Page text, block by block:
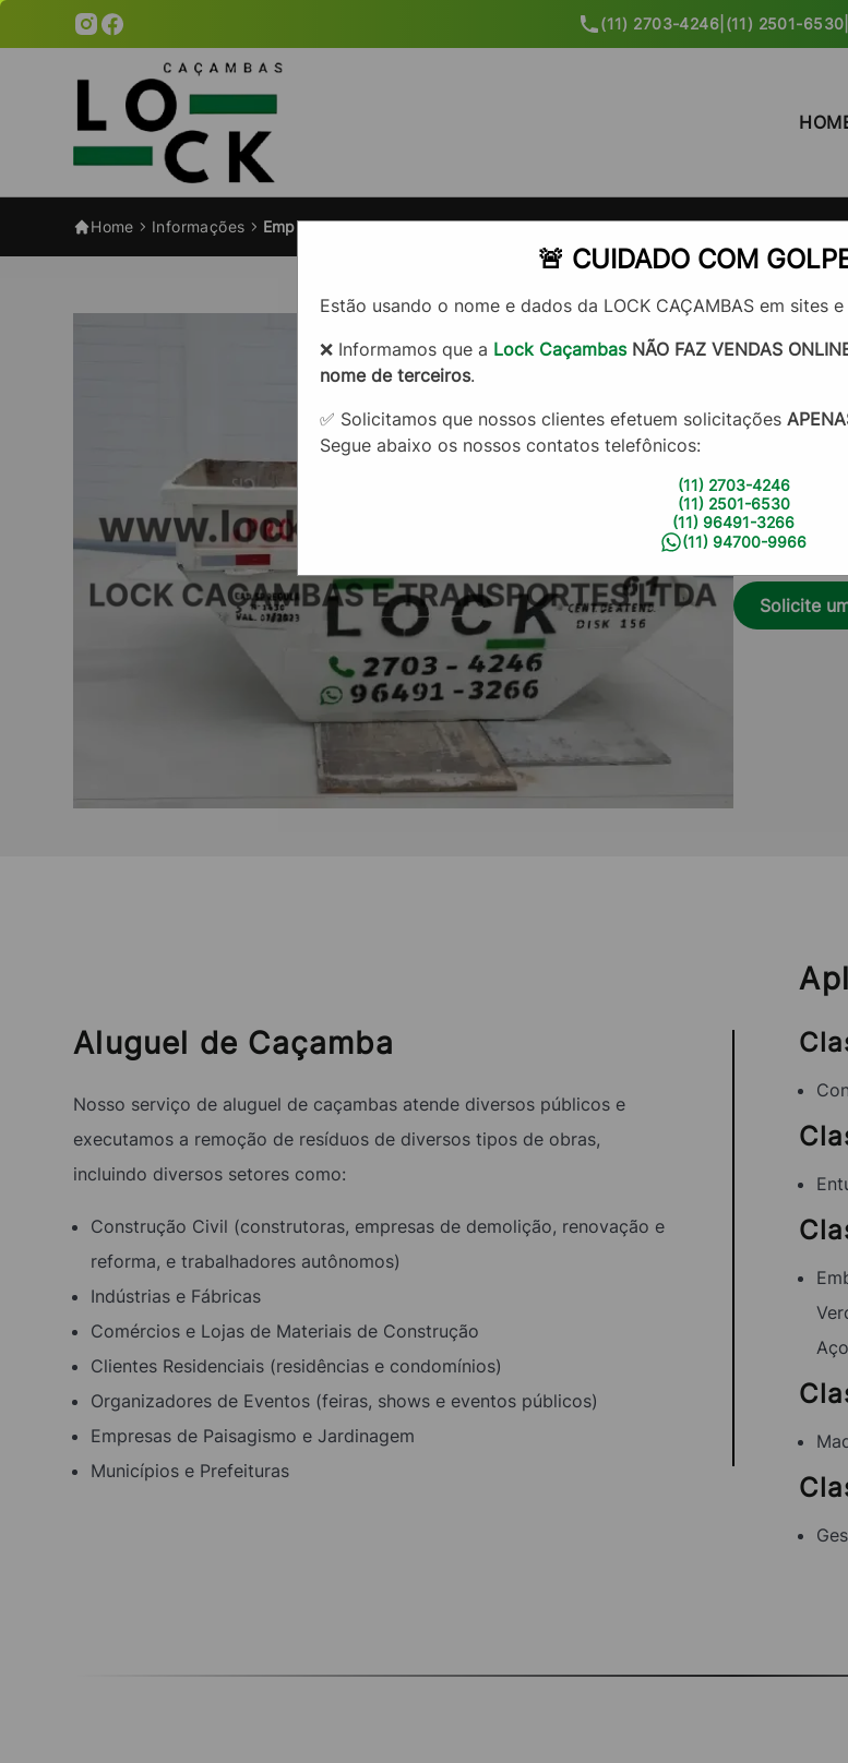
🚨 CUIDADO COM
Estão usando o nome e dados da LOCK CAÇAMBAS em sites
❌ Informamos que a Lock Caçambas NÃO FAZ VENDAS
nome de terceiros.
✅ Solicitamos que nossos clientes efetuem solicitações
Segue abaixo os nossos contatos telefônicos:
(11) 2703-4246
(11) 2501-6530
(11) 96491-3266
(11) 94700-9966
(11) 2703-4246 (11) 2501-6530
Home Informações Empresa de aluguel de caçambas na Vila Prudente
A LOCK
ideal para
um serviço
resíduos,
Solicite
Aluguel de Caçamba
Nosso serviço de aluguel de caçambas atende diversos públicos e
executamos a remoção de resíduos de diversos tipos de obras,
incluindo diversos setores como:
Construção Civil (construtoras, empresas de demolição, renovação e
reforma, e trabalhadores autônomos)
Indústrias e Fábricas
Comércios e Lojas de Materiais de Construção
Clientes Residenciais (residências e condomínios)
Organizadores de Eventos (feiras, shows e eventos públicos)
Empresas de Paisagismo e Jardinagem
Municípios e Prefeituras